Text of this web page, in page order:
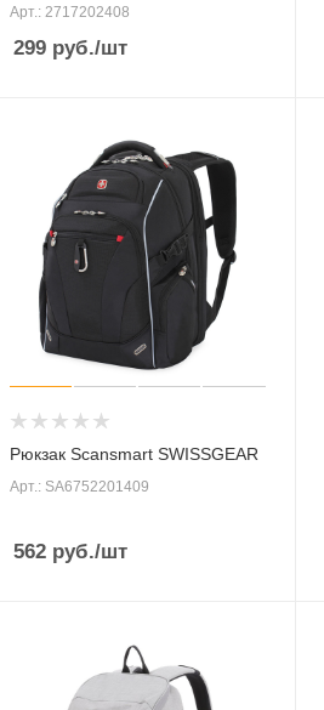
Арт.: 2717202408
299руб./шт
Рюкзак Scansmart SWISSGEAR
Арт.: SA6752201409
562руб./шт